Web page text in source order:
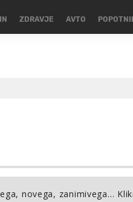
ZDRAVJE AVTO
novega, zanimivega…